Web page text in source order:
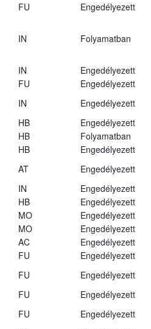
FU
Engedélyezett
IN Folyamatban
IN
Engedélyezett
FU
Engedélyezett
IN
Engedélyezett
HB
Engedélyezett
HB
Folyamatban
HB
Engedélyezett
AT
Engedélyezett
IN
Engedélyezett
HB
Engedélyezett
MO
Engedélyezett
MO
Engedélyezett
AC
Engedélyezett
FU
Engedélyezett
FU
Engedélyezett
FU
Engedélyezett
FU
Engedélyezett